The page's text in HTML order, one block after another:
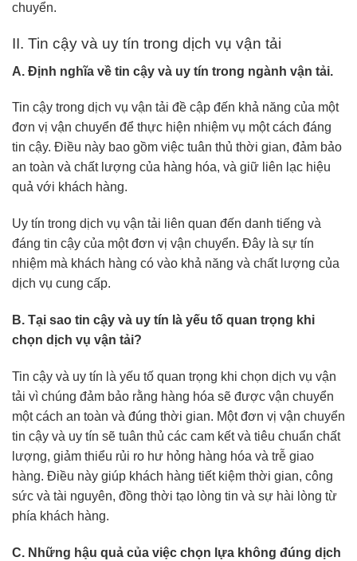
chuyển.
II. Tin cậy và uy tín trong dịch vụ vận tải
A. Định nghĩa về tin cậy và uy tín trong ngành vận tải.
Tin cậy trong dịch vụ vận tải đề cập đến khả năng của một
đơn vị vận chuyển để thực hiện nhiệm vụ một cách đáng
tin cậy. Điều này bao gồm việc tuân thủ thời gian, đảm bảo
an toàn và chất lượng của hàng hóa, và giữ liên lạc hiệu
quả với khách hàng.
Uy tín trong dịch vụ vận tải liên quan đến danh tiếng và
đáng tin cậy của một đơn vị vận chuyển. Đây là sự tín
nhiệm mà khách hàng có vào khả năng và chất lượng của
dịch vụ cung cấp.
B. Tại sao tin cậy và uy tín là yếu tố quan trọng khi
chọn dịch vụ vận tải?
Tin cậy và uy tín là yếu tố quan trọng khi chọn dịch vụ vận
tải vì chúng đảm bảo rằng hàng hóa sẽ được vận chuyển
một cách an toàn và đúng thời gian. Một đơn vị vận chuyển
tin cậy và uy tín sẽ tuân thủ các cam kết và tiêu chuẩn chất
lượng, giảm thiểu rủi ro hư hỏng hàng hóa và trễ giao
hàng. Điều này giúp khách hàng tiết kiệm thời gian, công
sức và tài nguyên, đồng thời tạo lòng tin và sự hài lòng từ
phía khách hàng.
C. Những hậu quả của việc chọn lựa không đúng dịch